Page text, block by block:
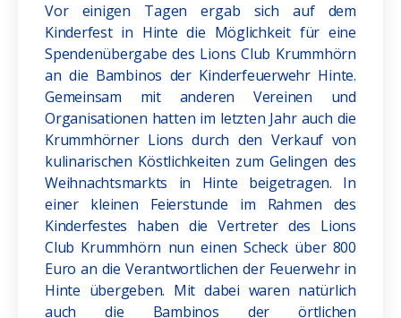
Vor einigen Tagen ergab sich auf dem
Kinderfest in Hinte die Möglichkeit für eine
Spendenübergabe des Lions Club Krummhörn
an die Bambinos der Kinderfeuerwehr Hinte.
Gemeinsam mit anderen Vereinen und
Organisationen hatten im letzten Jahr auch die
Krummhörner Lions durch den Verkauf von
kulinarischen Köstlichkeiten zum Gelingen des
Weihnachtsmarkts in Hinte beigetragen. In
einer kleinen Feierstunde im Rahmen des
Kinderfestes haben die Vertreter des Lions
Club Krummhörn nun einen Scheck über 800
Euro an die Verantwortlichen der Feuerwehr in
Hinte übergeben. Mit dabei waren natürlich
auch die Bambinos der örtlichen